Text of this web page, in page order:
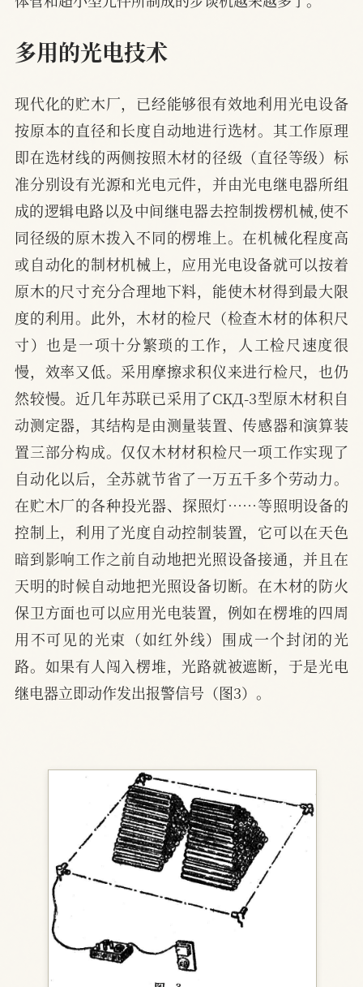
多用的光电技术
现代化的贮木厂，已经能够很有效地利用光电设备
按原本的直径和长度自动地进行选材。其工作原理
即在选材线的两侧按照木材的径级（直径等级）标
准分别设有光源和光电元件，并由光电继电器所组
成的逻辑电路以及中间继电器去控制拨楞机械,使不
同径级的原木拨入不同的楞堆上。在机械化程度高
或自动化的制材机械上，应用光电设备就可以按着
原木的尺寸充分合理地下料，能使木材得到最大限
度的利用。此外，木材的检尺（检查木材的体积尺
寸）也是一项十分繁琐的工作，人工检尺速度很
慢，效率又低。采用摩擦求积仪来进行检尺，也仍
然较慢。近几年苏联已采用了CKД-3型原木材积自
动测定器，其结构是由测量装置、传感器和演算装
置三部分构成。仅仅木材材积检尺一项工作实现了
自动化以后，全苏就节省了一万五千多个劳动力。
在贮木厂的各种投光器、探照灯……等照明设备的
控制上，利用了光度自动控制装置，它可以在天色
暗到影响工作之前自动地把光照设备接通，并且在
天明的时候自动地把光照设备切断。在木材的防火
保卫方面也可以应用光电装置，例如在楞堆的四周
用不可见的光束（如红外线）围成一个封闭的光
路。如果有人闯入楞堆，光路就被遮断，于是光电
继电器立即动作发出报警信号（图3）。